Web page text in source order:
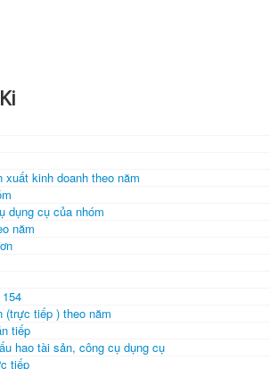
kinh doanh theo năm
dụng cụ của nhóm
năm
(trực tiếp ) theo năm
tiếp
hao tài sản, công cụ dụng cụ
tiếp